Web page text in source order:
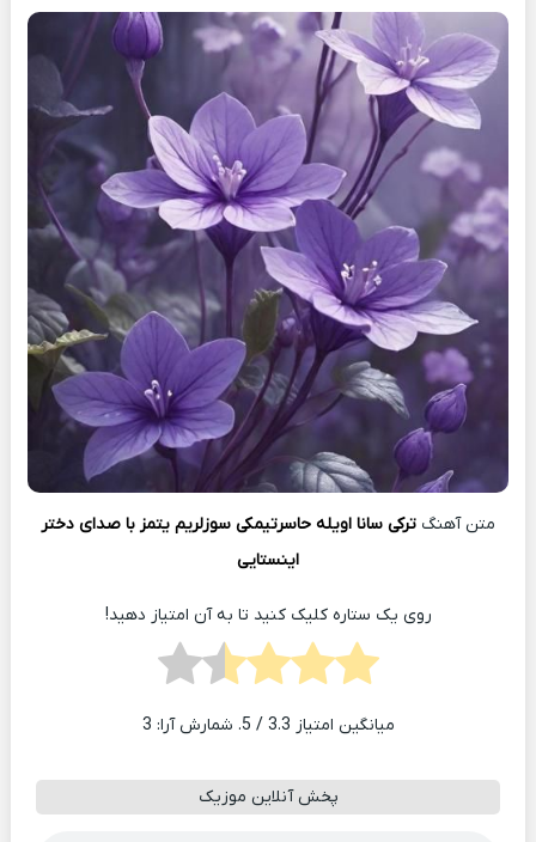
متن آهنگ ترکی سانا اویله حاسرتیمکی سوزلریم یتمز با صدای دختر
اینستایی
روی یک ستاره کلیک کنید تا به آن امتیاز دهید!
میانگین امتیاز 3.3 / 5. شمارش آرا: 3
پخش آنلاین موزیک